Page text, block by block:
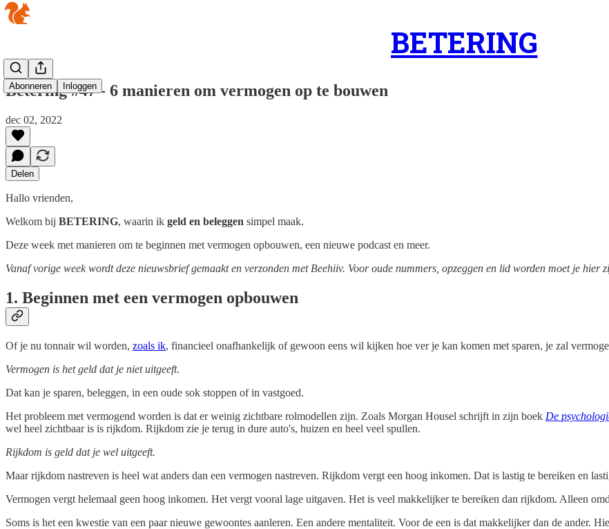
BETERING
Abonneren Inloggen
Betering #47 - 6 manieren om vermogen op te bouwen
dec 02, 2022
Delen
Hallo vrienden,
Welkom bij BETERING, waarin ik geld en beleggen simpel maak.
Deze week met manieren om te beginnen met vermogen opbouwen, een nieuwe podcast en meer.
Vanaf vorige week wordt deze nieuwsbrief gemaakt en verzonden met Beehiiv. Voor oude nummers, opzeggen en lid worden moet je hier
1. Beginnen met een vermogen opbouwen
Of je nu tonnair wil worden, zoals ik, financieel onafhankelijk of gewoon eens wil kijken hoe ver je kan komen met sparen, je zal
Vermogen is het geld dat je niet uitgeeft.
Dat kan je sparen, beleggen, in een oude sok stoppen of in vastgoed.
Het probleem met vermogend worden is dat er weinig zichtbare rolmodellen zijn. Zoals Morgan Housel schrijft in zijn boek De
wel heel zichtbaar is is rijkdom. Rijkdom zie je terug in dure auto's, huizen en heel veel spullen.
Rijkdom is geld dat je wel uitgeeft.
Maar rijkdom nastreven is heel wat anders dan een vermogen nastreven. Rijkdom vergt een hoog inkomen. Dat is lastig te bereiken en
Vermogen vergt helemaal geen hoog inkomen. Het vergt vooral lage uitgaven. Het is veel makkelijker te bereiken dan rijkdom. Alleen
Soms is het een kwestie van een paar nieuwe gewoontes aanleren. Een andere mentaliteit. Voor de een is dat makkelijker dan de ander.